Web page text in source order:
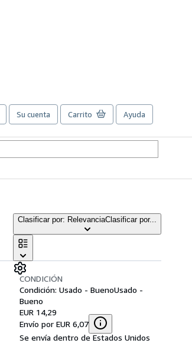
Su cuenta Carrito Ayuda
Clasificar por: RelevanciaClasificar por...
CONDICIÓN
Condición: Usado - BuenoUsado -
Bueno
EUR 14,29
Envío por EUR 6,07
Se envía dentro de Estados Unidos